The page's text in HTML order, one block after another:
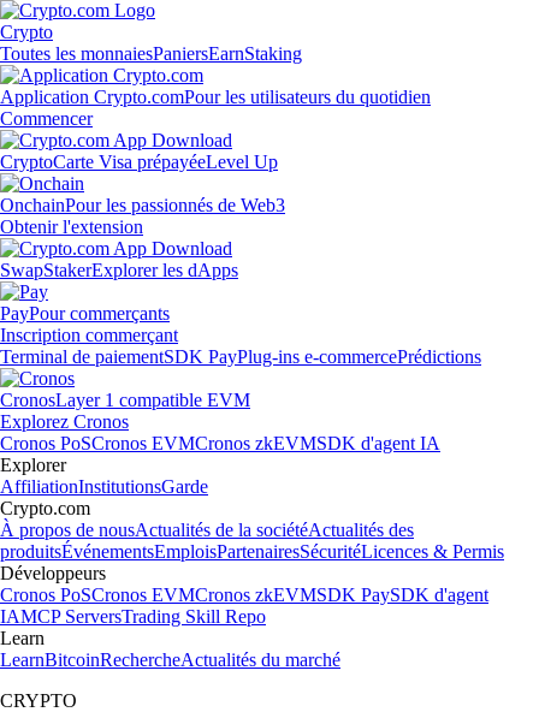
Crypto
Toutes les monnaiesPaniersEarnStaking
Application Crypto.comPour les utilisateurs du quotidien
Commencer
CryptoCarte Visa prépayéeLevel Up
OnchainPour les passionnés de Web3
Obtenir l'extension
SwapStakerExplorer les dApps
PayPour commerçants
Inscription commerçant
Terminal de paiementSDK PayPlug-ins e-commercePrédictions
CronosLayer 1 compatible EVM
Explorez Cronos
Cronos PoSCronos EVMCronos zkEVMSDK d'agent IA
Explorer
AffiliationInstitutionsGarde
Crypto.com
À propos de nousActualités de la sociétéActualités des
produitsÉvénementsEmploisPartenairesSécuritéLicences & Permis
Développeurs
Cronos PoSCronos EVMCronos zkEVMSDK PaySDK d'agent
IAMCP ServersTrading Skill Repo
Learn
LearnBitcoinRechercheActualités du marché
CRYPTO